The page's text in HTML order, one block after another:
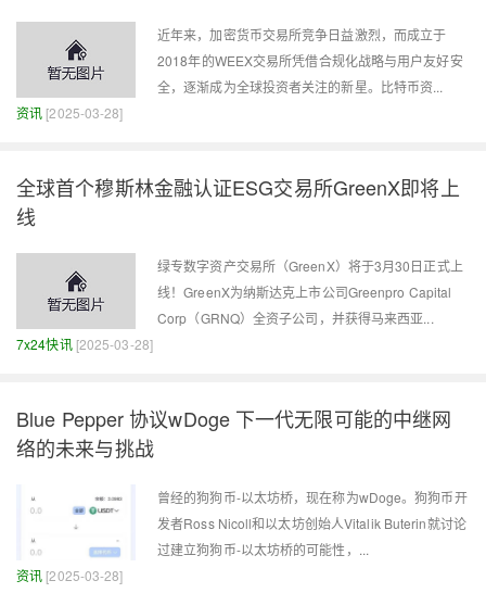
近年来，加密货币交易所竞争日益激烈，而成立于
2018年的WEEX交易所凭借合规化战略与用户友好安
全，逐渐成为全球投资者关注的新星。比特币资...
资讯 [2025-03-28]
全球首个穆斯林金融认证ESG交易所GreenX即将上
线
绿专数字资产交易所（GreenX）将于3月30日正式上
线！GreenX为纳斯达克上市公司Greenpro Capital
Corp（GRNQ）全资子公司，并获得马来西亚...
7x24快讯 [2025-03-28]
Blue Pepper 协议wDoge 下一代无限可能的中继网
络的未来与挑战
曾经的狗狗币-以太坊桥，现在称为wDoge。狗狗币开
发者Ross Nicoll和以太坊创始人Vitalik Buterin就讨论
过建立狗狗币-以太坊桥的可能性，...
资讯 [2025-03-28]